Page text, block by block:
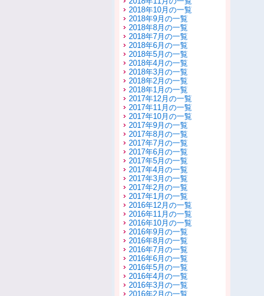
2018年10月の一覧
2018年9月の一覧
2018年8月の一覧
2018年7月の一覧
2018年6月の一覧
2018年5月の一覧
2018年4月の一覧
2018年3月の一覧
2018年2月の一覧
2018年1月の一覧
2017年12月の一覧
2017年11月の一覧
2017年10月の一覧
2017年9月の一覧
2017年8月の一覧
2017年7月の一覧
2017年6月の一覧
2017年5月の一覧
2017年4月の一覧
2017年3月の一覧
2017年2月の一覧
2017年1月の一覧
2016年12月の一覧
2016年11月の一覧
2016年10月の一覧
2016年9月の一覧
2016年8月の一覧
2016年7月の一覧
2016年6月の一覧
2016年5月の一覧
2016年4月の一覧
2016年3月の一覧
2016年2月の一覧